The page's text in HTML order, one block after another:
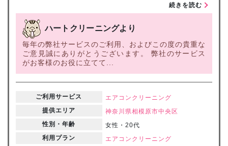
続きを読む
ハートクリーニングより
毎年の弊社サービスのご利用、およびこの度の貴重な
ご意見誠にありがとうございます。 弊社のサービス
がお客様のお役に立てて...
ご利用サービス
エアコンクリーニング
提供エリア
神奈川県相模原市中央区
性別・年齢
女性・20代
利用プラン
エアコンクリーニング